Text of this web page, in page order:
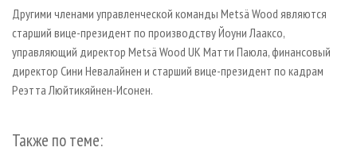
Другими членами управленческой команды Metsä Wood являются
старший вице-президент по производству Йоуни Лааксо,
управляющий директор Metsä Wood UK Матти Паюла, финансовый
директор Сини Невалайнен и старший вице-президент по кадрам
Реэтта Люйтикяйнен-Исонен.
Также по теме: